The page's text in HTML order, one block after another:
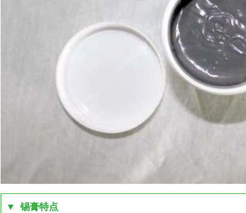
▼ 锡膏特点